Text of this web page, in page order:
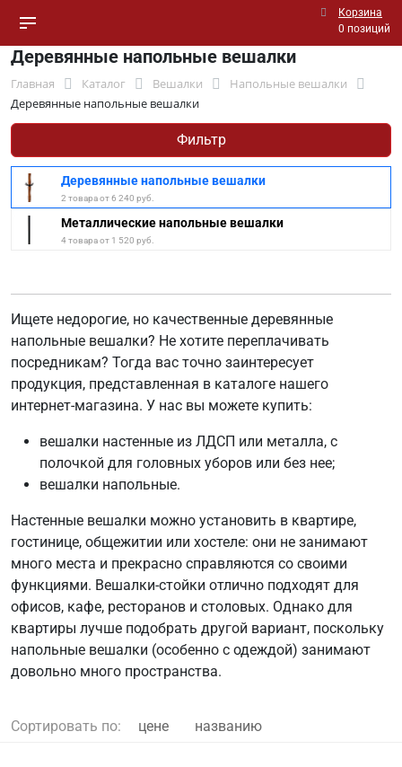
Корзина
0 позиций
Деревянные напольные вешалки
Главная Каталог Вешалки
Напольные вешалки
Деревянные напольные вешалки
Фильтр
Деревянные напольные вешалки
2 товара от 6 240 руб.
Металлические напольные вешалки
4 товара от 1 520 руб.
Ищете недорогие, но качественные деревянные
напольные вешалки? Не хотите переплачивать
посредникам? Тогда вас точно заинтересует
продукция, представленная в каталоге нашего
интернет-магазина. У нас вы можете купить:
вешалки настенные из ЛДСП или металла, с
полочкой для головных уборов или без нее;
вешалки напольные.
Настенные вешалки можно установить в квартире,
гостинице, общежитии или хостеле: они не занимают
много места и прекрасно справляются со своими
функциями. Вешалки-стойки отлично подходят для
офисов, кафе, ресторанов и столовых. Однако для
квартиры лучше подобрать другой вариант, поскольку
напольные вешалки (особенно с одеждой) занимают
довольно много пространства.
Сортировать по: цене названию